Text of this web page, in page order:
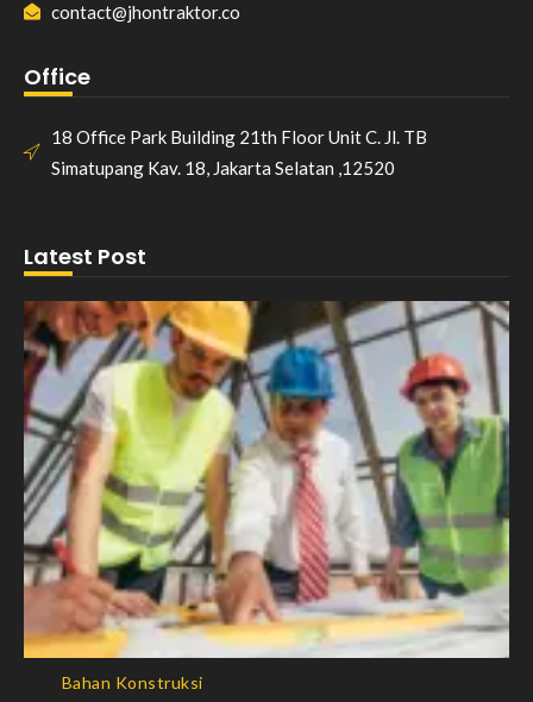
contact@jhontraktor.co
Office
18 Office Park Building 21th Floor Unit C. Jl. TB
Simatupang Kav. 18, Jakarta Selatan ,12520
Latest Post
Bahan Konstruksi